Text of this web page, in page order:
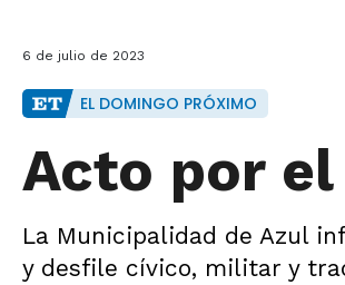
6 de julio de 2023
EL DOMINGO PRÓXIMO
Acto por
La Municipalidad de Azul
y desfile cívico, militar y